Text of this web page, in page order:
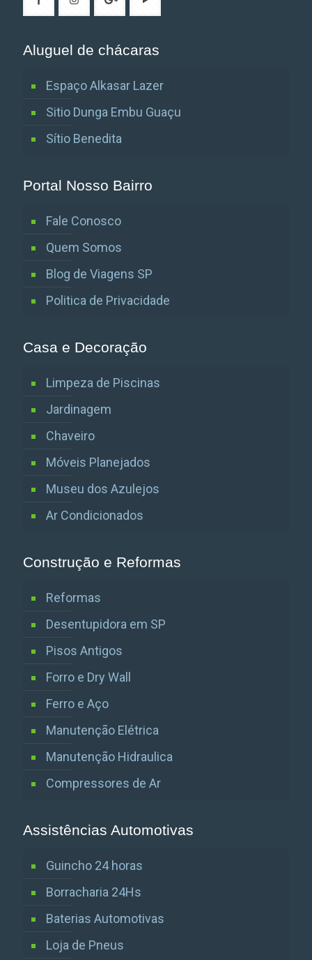
Aluguel de chácaras
Espaço Alkasar Lazer
Sitio Dunga Embu Guaçu
Sítio Benedita
Portal Nosso Bairro
Fale Conosco
Quem Somos
Blog de Viagens SP
Politica de Privacidade
Casa e Decoração
Limpeza de Piscinas
Jardinagem
Chaveiro
Móveis Planejados
Museu dos Azulejos
Ar Condicionados
Construção e Reformas
Reformas
Desentupidora em SP
Pisos Antigos
Forro e Dry Wall
Ferro e Aço
Manutenção Elétrica
Manutenção Hidraulica
Compressores de Ar
Assistências Automotivas
Guincho 24 horas
Borracharia 24Hs
Baterias Automotivas
Loja de Pneus